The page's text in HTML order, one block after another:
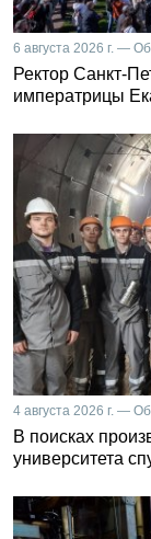
6 августа 2026 г. —
Ректор Санкт-
императрицы
4 августа 2026 г. —
В поисках
университета